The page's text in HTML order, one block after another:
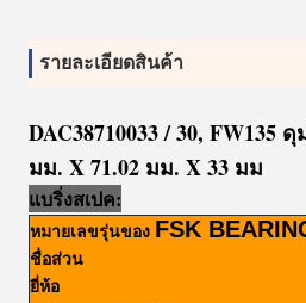
รายละเอียดสินค้า
DAC38710033 / 30, FW135
มม. X 71.02 มม. X 33 มม
แบริ่งสเปค:
หมายเลขรุ่นของ FSK
ชื่อส่วน
ยี่ห้อ